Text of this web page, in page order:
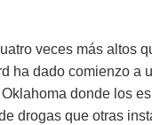
veces más altos
ha dado comienzo a
donde los
drogas que otras